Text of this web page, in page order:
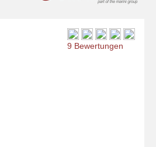
Durchschnittliche
9 Bewertungen